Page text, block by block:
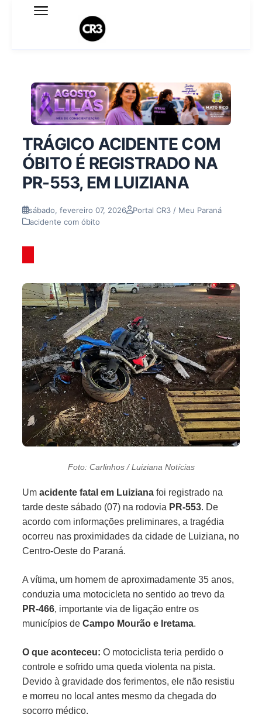
Expediente
Termo de Uso
Sobre o blog
TRÁGICO ACIDENTE COM
ÓBITO É REGISTRADO NA
PR-553, EM LUIZIANA
sábado, fevereiro 07, 2026
Portal CR3 / Meu Paraná
acidente com óbito
Foto: Carlinhos / Luiziana Notícias
Um acidente fatal em Luiziana foi registrado na
tarde deste sábado (07) na rodovia PR-553. De
acordo com informações preliminares, a tragédia
ocorreu nas proximidades da cidade de Luiziana, no
Centro-Oeste do Paraná.
A vítima, um homem de aproximadamente 35 anos,
conduzia uma motocicleta no sentido ao trevo da
PR-466, importante via de ligação entre os
municípios de Campo Mourão e Iretama.
O que aconteceu: O motociclista teria perdido o
controle e sofrido uma queda violenta na pista.
Devido à gravidade dos ferimentos, ele não resistiu
e morreu no local antes mesmo da chegada do
socorro médico.